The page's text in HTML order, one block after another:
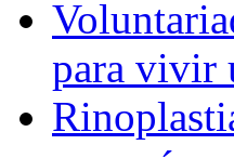
para vivir